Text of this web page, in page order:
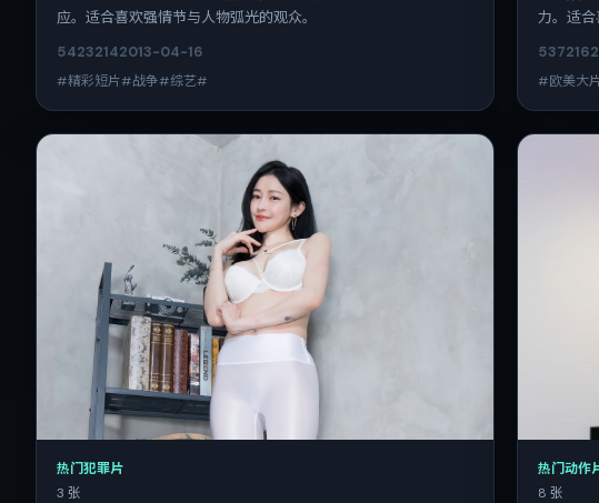
应。适合喜欢强情节与人物弧光的观众。
54232142013-04-16
#精彩短片#战争#综艺#
力。适合
5372162
#欧美大
热门犯罪片
3 张
热门动作
8 张